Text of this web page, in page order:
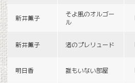
新井薫子
そよ風のオルゴー
ル
新井薫子 渚のプレリュード
明日香 誰もいない部屋